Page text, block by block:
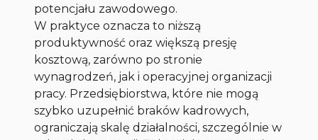
potencjału zawodowego.
W praktyce oznacza to niższą
produktywność oraz większą presję
kosztową, zarówno po stronie
wynagrodzeń, jak i operacyjnej organizacji
pracy. Przedsiębiorstwa, które nie mogą
szybko uzupełnić braków kadrowych,
ograniczają skalę działalności, szczególnie w